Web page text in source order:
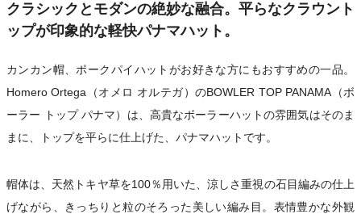
クラシックとモダンの絶妙な融合。平らなクラウント
ップが印象的な軽快パナマハット。
カンカン帽、ポークパイハットがお好きな方にもおすすめの一品。
Homero Ortega（オメロ オルテガ）のBOWLER TOP PANAMA（ボ
ーラー トップ パナマ）は、高貴なボーラーハットの雰囲気はそのま
まに、トップを平らに仕上げた、パナマハットです。
帽体は、天然トキヤ草を100％用いた、涼しさ重視の石目編みの仕上
げながら、きっちりと粒のそろった美しい編み目。表情豊かな外観